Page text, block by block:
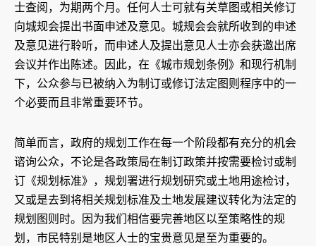
士查阅，为期两个月。任何人士可就有关草图或相关修订
向城规会提出书面申述及意见。城规会会就所收到的申述
及意见进行聆听，而申述人及提出意见人士亦会获邀出席
会议并作出陈述。因此，在《城市规划条例》和现行机制
下，公众参与已被纳入为制订或修订法定图则程序中的一
个必要而且非常重要环节。
简单而言，政府的规划工作在每一个阶段都有充分的机会
谘询公众，不论是各政策局在制订政策并按需要检讨或制
订《规划标准》，规划署进行规划研究或土地用途检讨，
又或是去到将相关规划标准及土地发展建议转化为法定的
规划图则时。因为我们相信要完善地区以至策略性的规
划，市民特别是地区人士的宝贵意见是至为重要的。